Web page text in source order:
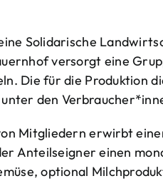
Solidarische
versorgt eine
Die für die Produktion
den
Mitgliedern erwirbt
Anteilseigner einen
optional